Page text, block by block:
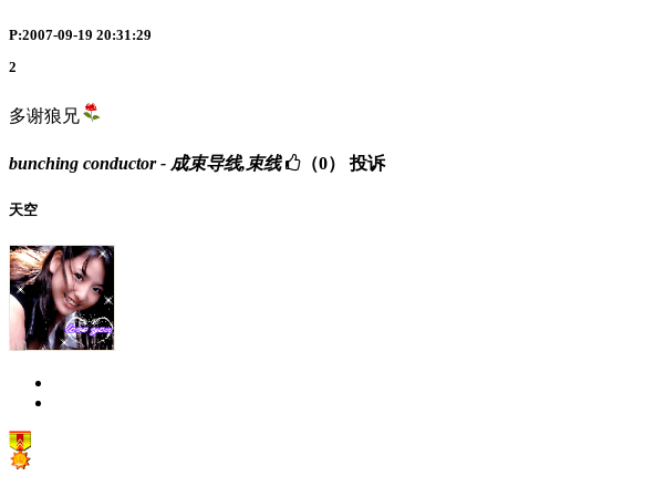
P:2007-09-19 20:31:29
2
多谢狼兄
bunching conductor - 成束导线,束线 （0） 投诉
天空